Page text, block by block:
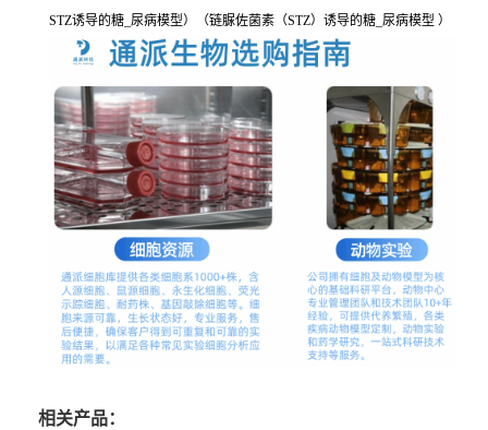
STZ诱导的糖_尿病模型）（链脲佐菌素（STZ）诱导的糖_尿病模型 ）
相关产品：